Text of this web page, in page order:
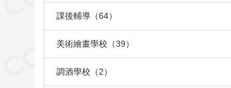
課後輔導（64）
美術繪畫學校（39）
調酒學校（2）